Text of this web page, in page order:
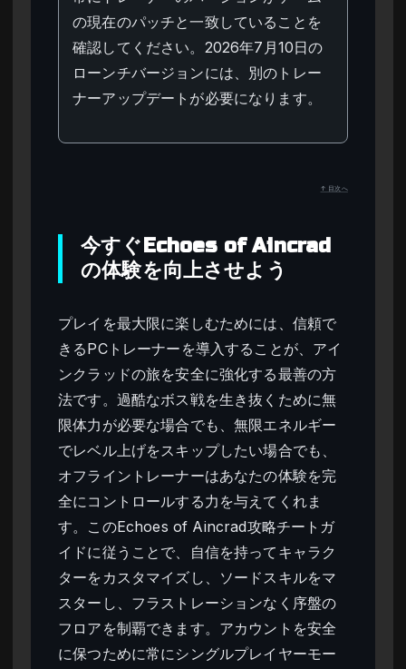
の現在のパッチと一致していることを
確認してください。2026年7月10日の
ローンチバージョンには、別のトレー
ナーアップデートが必要になります。
↑ 目次へ
今すぐEchoes of Aincrad
の体験を向上させよう
プレイを最大限に楽しむためには、信頼で
きるPCトレーナーを導入することが、アイ
ンクラッドの旅を安全に強化する最善の方
法です。過酷なボス戦を生き抜くために無
限体力が必要な場合でも、無限エネルギー
でレベル上げをスキップしたい場合でも、
オフライントレーナーはあなたの体験を完
全にコントロールする力を与えてくれま
す。このEchoes of Aincrad攻略チートガ
イドに従うことで、自信を持ってキャラク
ターをカスタマイズし、ソードスキルをマ
スターし、フラストレーションなく序盤の
フロアを制覇できます。アカウントを安全
に保つために常にシングルプレイヤーモー